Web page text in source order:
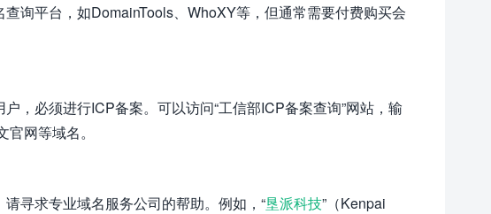
询平台，如DomainTools、WhoXY等，但通常需要付费购买会
，必须进行ICP备案。可以访问“工信部ICP备案查询”网站，输
网等域名。
寻求专业域名服务公司的帮助。例如，“垦派科技”（Kenpai